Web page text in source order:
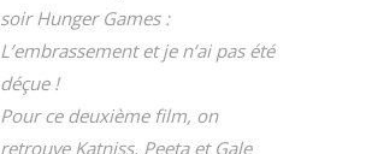
soir Hunger Games :
L’embrassement et je n’ai pas été
déçue !
Pour ce deuxième film, on
retrouve Katniss, Peeta et Gale